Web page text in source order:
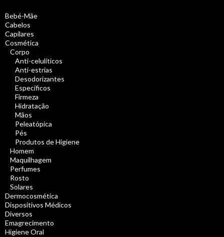
Bebé-Mãe
Cabelos
Capilares
Cosmética
Corpo
Anti-celulíticos
Anti-estrias
Desodorizantes
Específicos
Firmeza
Hidratação
Mãos
Peleatópica
Pés
Produtos de Higiene
Homem
Maquilhagem
Perfumes
Rosto
Solares
Dermocosmética
Dispositivos Médicos
Diversos
Emagrecimento
Higiene Oral